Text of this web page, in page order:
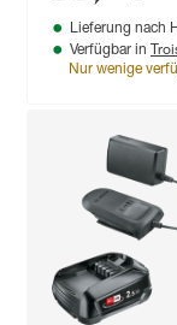
und Holz
Lieferung nach
Verfügbar in
Nur wenige